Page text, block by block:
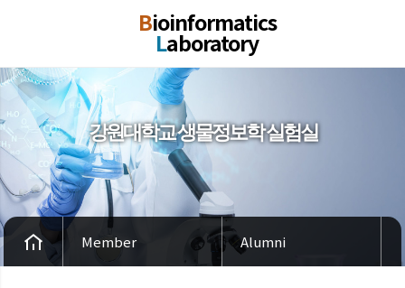
Bioinformatics
Laboratory
강원대학교 생물정보학 실험실
Member Alumni